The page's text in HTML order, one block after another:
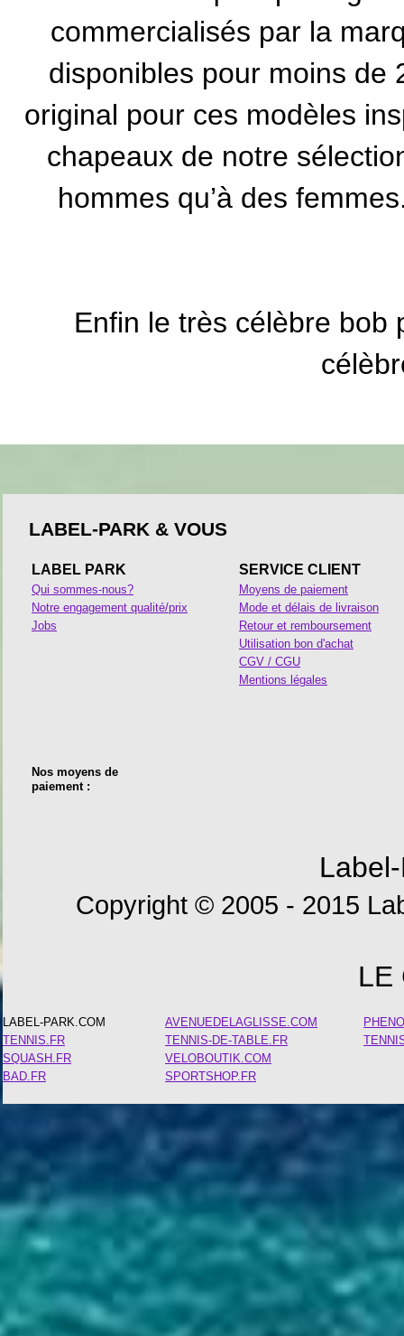
commercialisés par la
disponibles pour moins de
original pour ces modèles
chapeaux de notre
hommes qu’à des
Enfin le très célèbre bob
LABEL-PARK & VOUS
LABEL PARK
Qui sommes-nous?
Notre engagement qualité/prix
Jobs
SERVICE CLIENT
Moyens de paiement
Mode et délais de livraison
Retour et remboursement
Utilisation bon d'achat
CGV / CGU
Mentions légales
Nos moyens de
paiement :
Copyright © 2005 - 2015
LE
LABEL-PARK.COM
TENNIS.FR
SQUASH.FR
BAD.FR
AVENUEDELAGLISSE.COM
TENNIS-DE-TABLE.FR
VELOBOUTIK.COM
SPORTSHOP.FR